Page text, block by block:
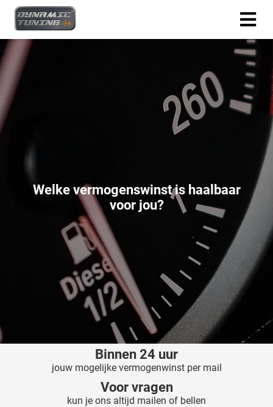
Welke vermogenswinst is haalbaar
voor jou?
Binnen 24 uur
jouw mogelijke vermogenwinst per mail
Voor vragen
kun je ons altijd mailen of bellen